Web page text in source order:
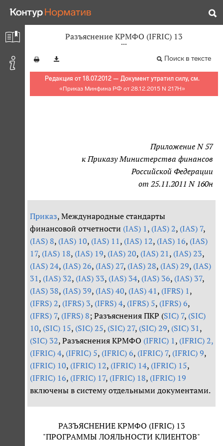
Разъяснение КРМФО (IFRIC) 13
Поиск в тексте
Редакция от 18.07.2012 — Документ утратил силу, см.
«Приказ Минфина РФ от 28.12.2015 N 217Н»
Приложение N 57
к Приказу Министерства финансов
Российской Федерации
от 25.11.2011 N 160н
Приказ, Международные стандарты
финансовой отчетности (IAS) 1, (IAS) 2, (IAS) 7,
(IAS) 8, (IAS) 10, (IAS) 11, (IAS) 12, (IAS) 16, (IAS)
17, (IAS) 18, (IAS) 19, (IAS) 20, (IAS) 21, (IAS) 23,
(IAS) 24, (IAS) 26, (IAS) 27, (IAS) 28, (IAS) 29, (IAS)
31, (IAS) 32, (IAS) 33, (IAS) 34, (IAS) 36, (IAS) 37,
(IAS) 38, (IAS) 39, (IAS) 40, (IAS) 41, (IFRS) 1,
(IFRS) 2, (IFRS) 3, (IFRS) 4, (IFRS) 5, (IFRS) 6,
(IFRS) 7, (IFRS) 8; Разъяснения ПКР (SIC) 7, (SIC)
10, (SIC) 15, (SIC) 25, (SIC) 27, (SIC) 29, (SIC) 31,
(SIC) 32, Разъяснения КРМФО (IFRIC) 1, (IFRIC) 2,
(IFRIC) 4, (IFRIC) 5, (IFRIC) 6, (IFRIC) 7, (IFRIC) 9,
(IFRIC) 10, (IFRIC) 12, (IFRIC) 14, (IFRIC) 15,
(IFRIC) 16, (IFRIC) 17, (IFRIC) 18, (IFRIC) 19
включены в систему отдельными документами.
РАЗЪЯСНЕНИЕ КРМФО (IFRIC) 13
"ПРОГРАММЫ ЛОЯЛЬНОСТИ КЛИЕНТОВ"